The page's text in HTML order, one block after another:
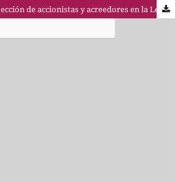
Mecanismos de protección de accionistas y acreedores en la Ley 3/2009 sobre modificaciones estructurales